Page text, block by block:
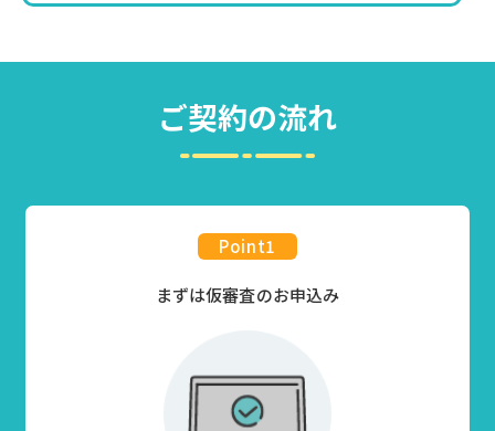
ご契約の流れ
Point1
まずは仮審査のお申込み